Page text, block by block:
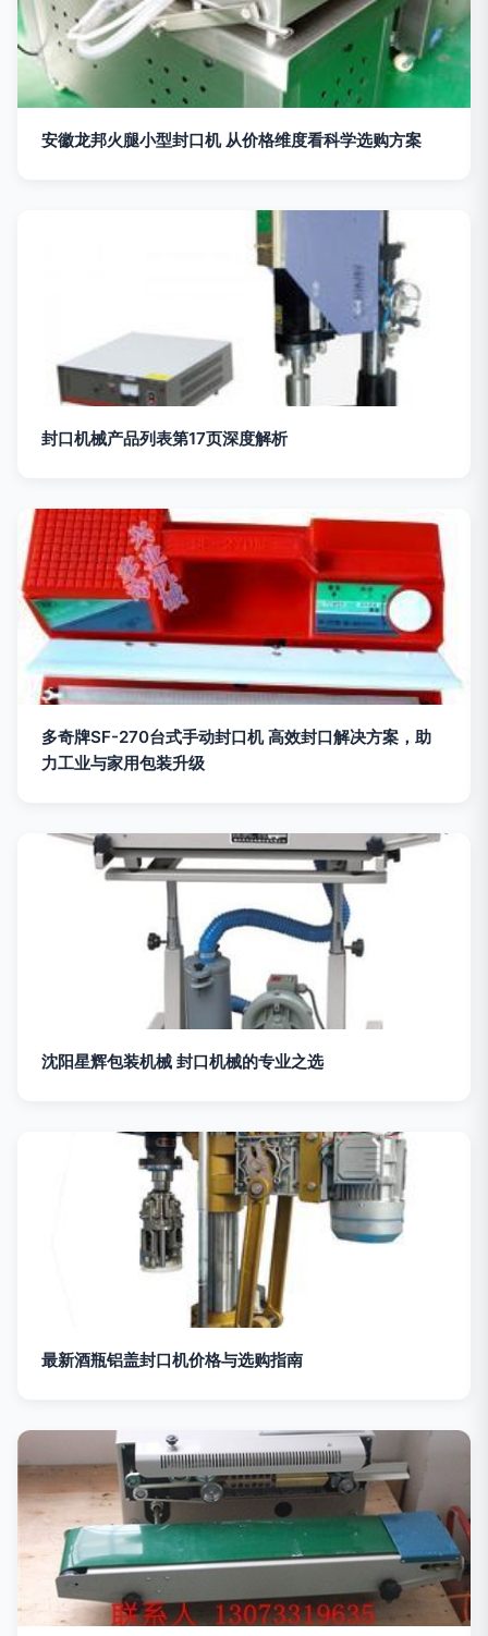
安徽龙邦火腿小型封口机 从价格维度看科学选购方案
封口机械产品列表第17页深度解析
多奇牌SF-270台式手动封口机 高效封口解决方案，助
力工业与家用包装升级
沈阳星辉包装机械 封口机械的专业之选
最新酒瓶铝盖封口机价格与选购指南